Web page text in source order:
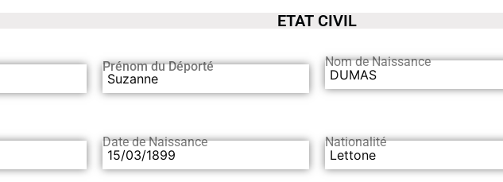
ETAT CIVIL
Prénom du Déporté
Suzanne
Nom de Naissance
DUMAS
Date de Naissance
15/03/1899
Nationalité
Lettone